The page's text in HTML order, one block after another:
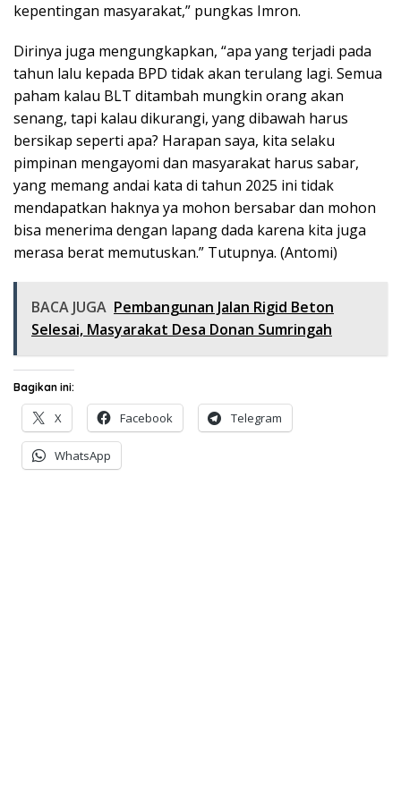
kepentingan masyarakat,” pungkas Imron.
Dirinya juga mengungkapkan, “apa yang terjadi pada
tahun lalu kepada BPD tidak akan terulang lagi. Semua
paham kalau BLT ditambah mungkin orang akan
senang, tapi kalau dikurangi, yang dibawah harus
bersikap seperti apa? Harapan saya, kita selaku
pimpinan mengayomi dan masyarakat harus sabar,
yang memang andai kata di tahun 2025 ini tidak
mendapatkan haknya ya mohon bersabar dan mohon
bisa menerima dengan lapang dada karena kita juga
merasa berat memutuskan.” Tutupnya. (Antomi)
BACA JUGA Pembangunan Jalan Rigid Beton
Selesai, Masyarakat Desa Donan Sumringah
Bagikan ini:
X Facebook Telegram
WhatsApp